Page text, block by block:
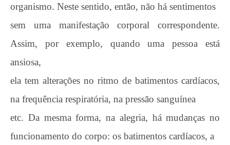
organismo. Neste sentido, então, não há sentimentos
sem uma manifestação corporal correspondente.
Assim, por exemplo, quando uma pessoa está
ansiosa,
ela tem alterações no ritmo de batimentos cardíacos,
na frequência respiratória, na pressão sanguínea
etc. Da mesma forma, na alegria, há mudanças no
funcionamento do corpo: os batimentos cardíacos, a